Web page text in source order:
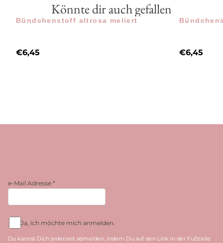
Könnte dir auch gefallen
Bündchenstoff altrosa meliert
€6,45 €6,45
e-Mail Adresse *
Ja, ich möchte mich anmelden.
Du kannst Dich jederzeit abmelden, indem Du auf den Link in der Fußzeile